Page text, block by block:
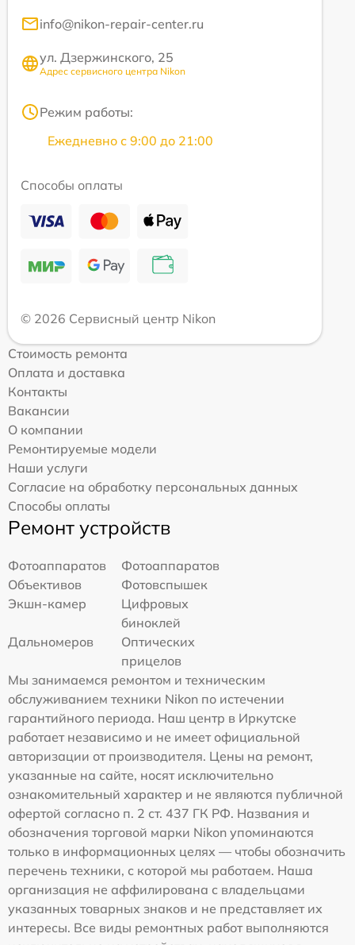
info@nikon-repair-center.ru
ул. Дзержинского, 25
Адрес сервисного центра Nikon
Режим работы:
Ежедневно с 9:00 до 21:00
Способы оплаты
© 2026 Сервисный центр Nikon
Стоимость ремонта
Оплата и доставка
Контакты
Вакансии
О компании
Ремонтируемые модели
Наши услуги
Согласие на обработку персональных данных
Способы оплаты
Ремонт устройств
Фотоаппаратов
Фотоаппаратов
Объективов
Фотовспышек
Экшн-камер
Цифровых
биноклей
Дальномеров
Оптических
прицелов
Мы занимаемся ремонтом и техническим
обслуживанием техники Nikon по истечении
гарантийного периода. Наш центр в Иркутске
работает независимо и не имеет официальной
авторизации от производителя. Цены на ремонт,
указанные на сайте, носят исключительно
ознакомительный характер и не являются публичной
офертой согласно п. 2 ст. 437 ГК РФ. Названия и
обозначения торговой марки Nikon упоминаются
только в информационных целях — чтобы обозначить
перечень техники, с которой мы работаем. Наша
организация не аффилирована с владельцами
указанных товарных знаков и не представляет их
интересы. Все виды ремонтных работ выполняются